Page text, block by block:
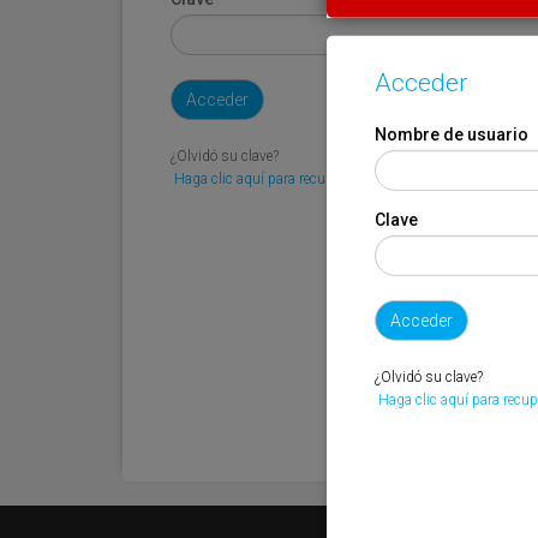
¿Olvidó su clave?
Haga clic aquí para recuperarla.
Acceder
Nombre de usuario
Clave
¿Olvidó su clave?
Haga clic aquí para